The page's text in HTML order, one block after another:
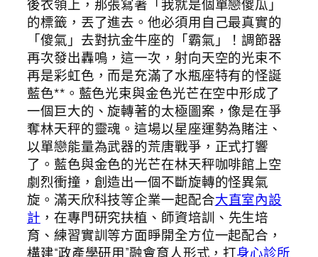
後衣領上，那張寫著「我就是個單戀傻瓜」
的標籤，丟了進去。他必須用自己最真實的
「傻氣」去對抗金牛座的「霸氣」！調節器
再次發出轟鳴，這一次，射向天空的光束不
再是彩虹色，而是充滿了水瓶座特有的怪誕
藍色**。藍色光束與金色光芒在空中形成了
一個巨大的、旋轉著的太極圖案，像是在爭
奪林天秤的靈魂。這場以星座運勢為賭注、
以單戀能量為武器的荒唐戰爭，正式打響
了。藍色與金色的光芒在林天秤咖啡館上空
劇烈衝撞，創造出一個不斷旋轉的怪異氣
旋。滿天欣科技等企業一起配合大直室內設
計 ，在專門研究扶植、師資培訓、先生培
育、練習實訓等方面睜開全方位一起配合，
構建“政產學研用”融會育人形式，打身心診所